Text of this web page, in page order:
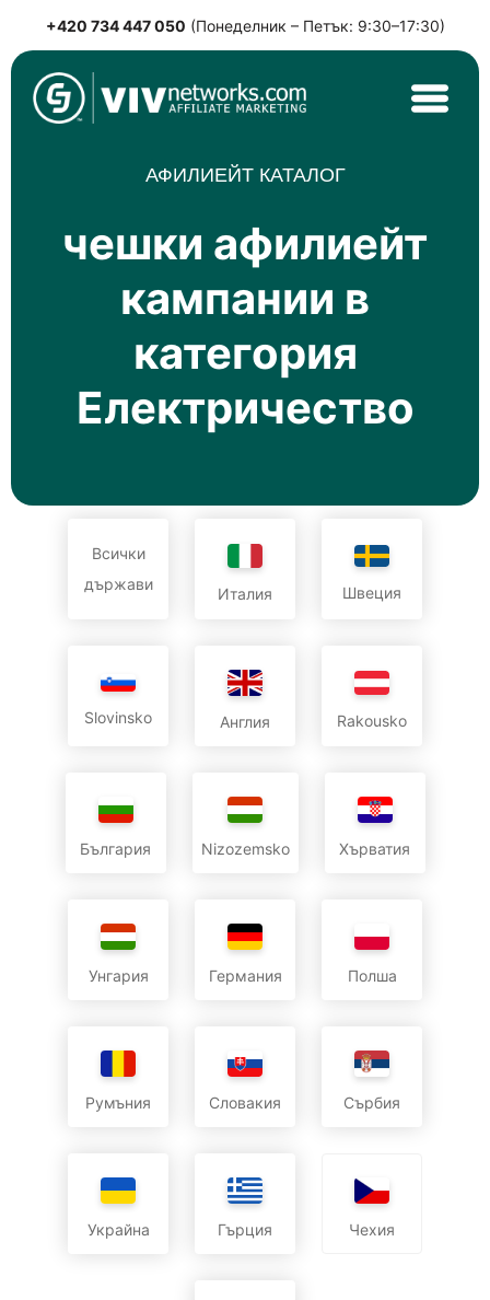
Skip
to
content
+420 734 447 050 (Понеделник – Петък: 9:30–17:30)
VIVnetworks.com
Nejvýkonnější affiliate síť v CEE
АФИЛИЕЙТ КАТАЛОГ
чешки афилиейт
кампании в
категория
Електричество
Всички
държави
Италия Швеция
Slovinsko Англия Rakousko
България Nizozemsko Хърватия
Унгария Германия Полша
Румъния Словакия Сърбия
Украйна Гърция Чехия